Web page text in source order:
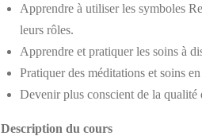
Apprendre à utiliser les symboles
leurs rôles.
Apprendre et pratiquer les soins à
Pratiquer des méditations et soins
Devenir plus conscient de la qualité
Description du cours